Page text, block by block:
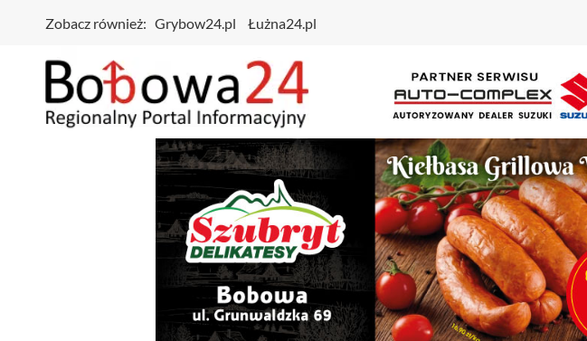
Zobacz również: Grybow24.pl Łużna24.pl